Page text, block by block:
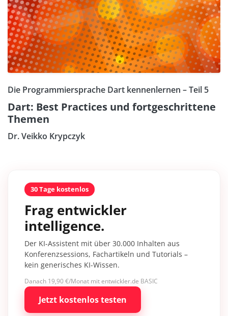
Die Programmiersprache Dart kennenlernen – Teil 5
Dart: Best Practices und fortgeschrittene
Themen
Dr. Veikko Krypczyk
30 Tage kostenlos
Frag entwickler
intelligence.
Der KI-Assistent mit über 30.000 Inhalten aus
Konferenzsessions, Fachartikeln und Tutorials –
kein generisches KI-Wissen.
Danach 19,90 €/Monat mit entwickler.de BASIC
Jetzt kostenlos testen